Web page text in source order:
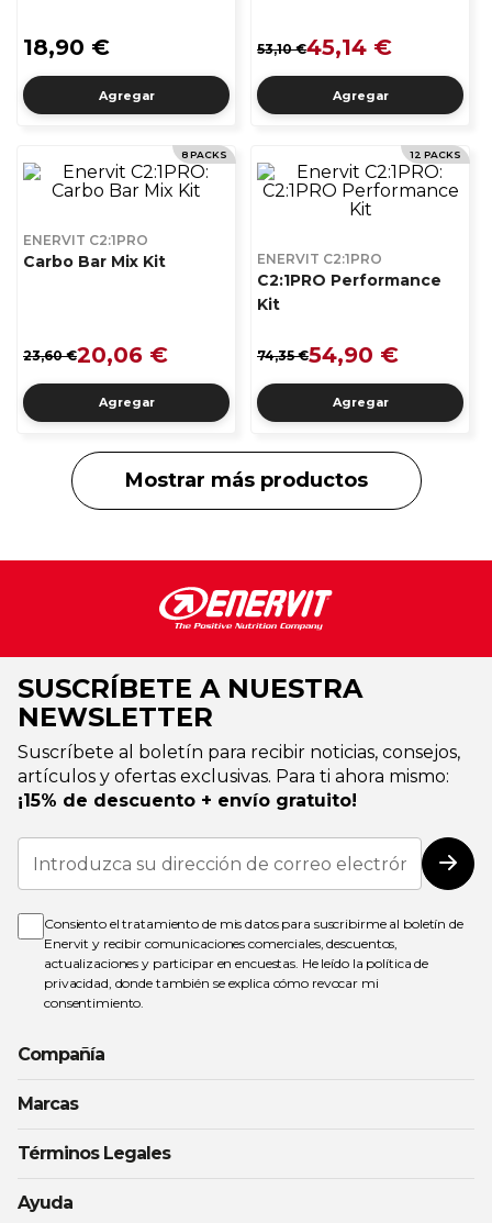
18,90 €
Agregar
53,10 €45,14 €
Agregar
8 PACKS
ENERVIT C2:1PRO
Carbo Bar Mix Kit
23,60 €20,06 €
Agregar
12 PACKS
ENERVIT C2:1PRO
C2:1PRO Performance
Kit
74,35 €54,90 €
Agregar
Mostrar más productos
SUSCRÍBETE A NUESTRA
NEWSLETTER
Suscríbete al boletín para recibir noticias, consejos,
artículos y ofertas exclusivas. Para ti ahora mismo:
¡15% de descuento + envío gratuito!
Inscríbase
nuestro
de
noticias:
Consiento el tratamiento de mis datos para suscribirme al boletín de
Enervit y recibir comunicaciones comerciales, descuentos,
actualizaciones y participar en encuestas. He leído la política de
privacidad, donde también se explica cómo revocar mi
consentimiento.
Compañía
Marcas
Términos Legales
Ayuda